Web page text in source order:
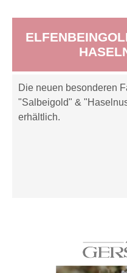
Die neuen besonderen
"Salbeigold" &
erhältlich.